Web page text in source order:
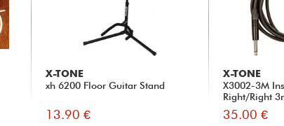
X-TONE
xh 6200 Floor Guitar Stand
13.90 €
X-TONE
X3002-3M
Right/Right
35.00 €